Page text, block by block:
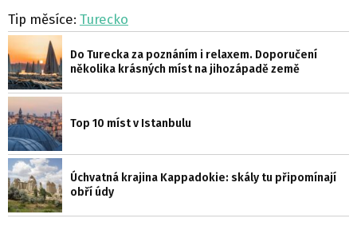
Tip měsíce: Turecko
Do Turecka za poznáním i relaxem. Doporučení
několika krásných míst na jihozápadě země
Top 10 míst v Istanbulu
Úchvatná krajina Kappadokie: skály tu připomínají
obří údy